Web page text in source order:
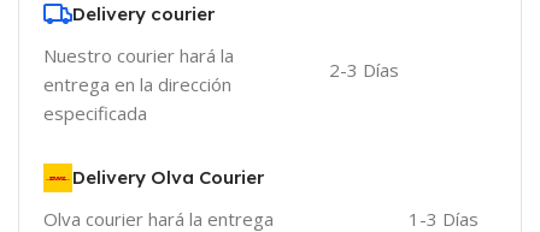
Delivery courier
Nuestro courier hará la
entrega en la dirección
especificada
2-3 Días
Delivery Olva Courier
Olva courier hará la entrega
1-3 Días